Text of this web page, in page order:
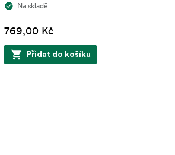
Na skladě
769,00 Kč
Přidat do košíku